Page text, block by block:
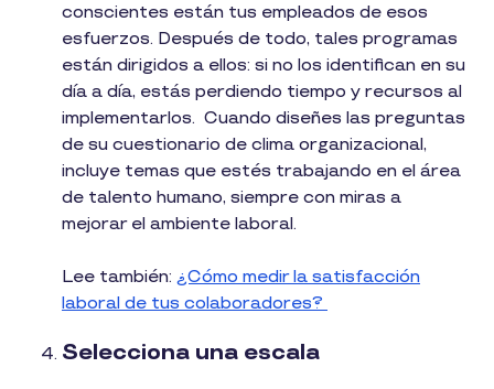
conscientes están tus empleados de esos
esfuerzos. Después de todo, tales programas
están dirigidos a ellos: si no los identifican en su
día a día, estás perdiendo tiempo y recursos al
implementarlos. Cuando diseñes las preguntas
de su cuestionario de clima organizacional,
incluye temas que estés trabajando en el área
de talento humano, siempre con miras a
mejorar el ambiente laboral.
Lee también: ¿Cómo medir la satisfacción
laboral de tus colaboradores?
Selecciona una escala